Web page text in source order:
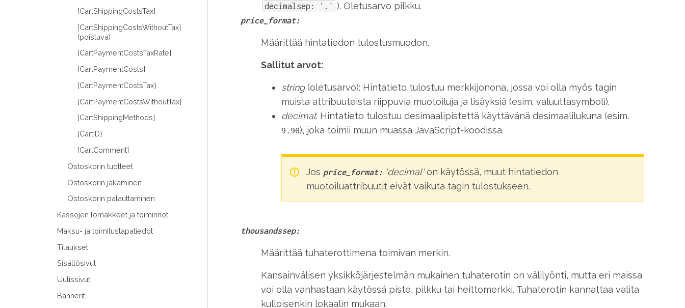
{CartShippingCostsTax}
{CartShippingCostsWithoutTax}
(poistuva)
{CartPaymentCostsTaxRate}
{CartPaymentCosts}
{CartPaymentCostsTax}
{CartPaymentCostsWithoutTax}
{CartShippingMethods}
{CartID}
{CartComment}
Ostoskorin tuotteet
Ostoskorin jakaminen
Ostoskorin palauttaminen
Kassojen lomakkeet ja toiminnot
Maksu- ja toimitustapatiedot
Tilaukset
Sisältösivut
Uutissivut
Bannerit
decimalsep: '.' ). Oletusarvo pilkku.
price_format:
Määrittää hintatiedon tulostusmuodon.
Sallitut arvot:
string(oletusarvo): Hintatieto tulostuu merkkijonona, jossa voi olla myös tagin
muista attribuuteista riippuvia muotoiluja ja lisäyksiä (esim. valuuttasymboli).
decimal: Hintatieto tulostuu desimaalipistettä käyttävänä desimaalilukuna (esim.
9.90), joka toimii muun muassa JavaScript-koodissa.
Jos price_format: 'decimal'on käytössä, muut hintatiedon
muotoiluattribuutit eivät vaikuta tagin tulostukseen.
thousandssep:
Määrittää tuhaterottimena toimivan merkin.
Kansainvälisen yksikköjärjestelmän mukainen tuhaterotin on välilyönti, mutta eri maissa
voi olla vanhastaan käytössä piste, pilkku tai heittomerkki. Tuhaterotin kannattaa valita
kulloisenkin lokaalin mukaan.